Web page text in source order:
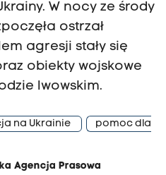
W nocy ze środy
ostrzał
agresji stały się
obiekty wojskowe
lwowskim.
na Ukrainie
pomoc dla
Agencja Prasowa